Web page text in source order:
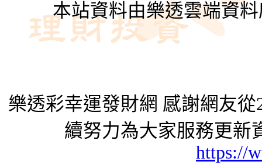
本站資料由樂透雲端資
樂透彩幸運發財網 感謝網友
續努力為大家服務更新
https://